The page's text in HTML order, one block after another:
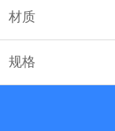
材质
规格